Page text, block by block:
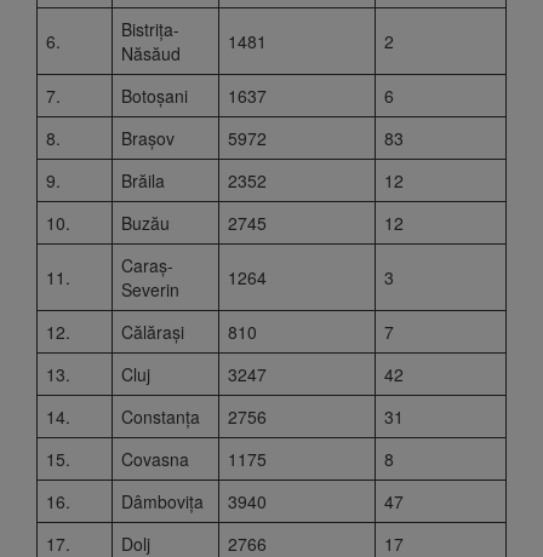
6.
Bistrița-
Năsăud
1481 2
7. Botoșani 1637
6
8.
Brașov 5972
83
9.
Brăila 2352
12
10.
Buzău 2745 12
11.
Caraș-
Severin
1264 3
12. Călărași 810
7
13.
Cluj 3247
42
14.
Constanța 2756
31
15.
Covasna 1175
8
16.
Dâmbovița 3940
47
17.
Dolj 2766
17